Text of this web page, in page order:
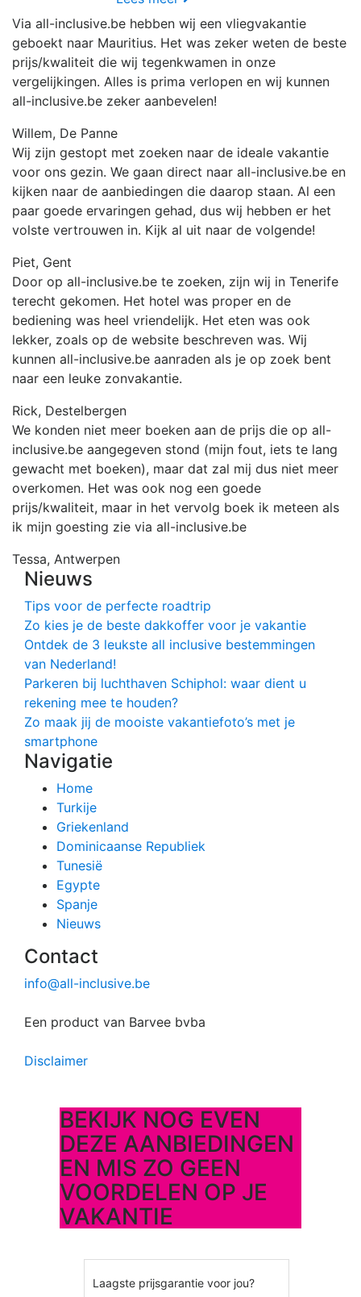
Via all-inclusive.be hebben wij een vliegvakantie
geboekt naar Mauritius. Het was zeker weten de beste
prijs/kwaliteit die wij tegenkwamen in onze
vergelijkingen. Alles is prima verlopen en wij kunnen
all-inclusive.be zeker aanbevelen!
Willem, De Panne
Wij zijn gestopt met zoeken naar de ideale vakantie
voor ons gezin. We gaan direct naar all-inclusive.be en
kijken naar de aanbiedingen die daarop staan. Al een
paar goede ervaringen gehad, dus wij hebben er het
volste vertrouwen in. Kijk al uit naar de volgende!
Piet, Gent
Door op all-inclusive.be te zoeken, zijn wij in Tenerife
terecht gekomen. Het hotel was proper en de
bediening was heel vriendelijk. Het eten was ook
lekker, zoals op de website beschreven was. Wij
kunnen all-inclusive.be aanraden als je op zoek bent
naar een leuke zonvakantie.
Rick, Destelbergen
We konden niet meer boeken aan de prijs die op all-
inclusive.be aangegeven stond (mijn fout, iets te lang
gewacht met boeken), maar dat zal mij dus niet meer
overkomen. Het was ook nog een goede
prijs/kwaliteit, maar in het vervolg boek ik meteen als
ik mijn goesting zie via all-inclusive.be
Tessa, Antwerpen
Nieuws
Tips voor de perfecte roadtrip
Zo kies je de beste dakkoffer voor je vakantie
Ontdek de 3 leukste all inclusive bestemmingen
van Nederland!
Parkeren bij luchthaven Schiphol: waar dient u
rekening mee te houden?
Zo maak jij de mooiste vakantiefoto’s met je
smartphone
Navigatie
Home
Turkije
Griekenland
Dominicaanse Republiek
Tunesië
Egypte
Spanje
Nieuws
Contact
info@all-inclusive.be
Een product van Barvee bvba
Disclaimer
BEKIJK NOG EVEN
DEZE AANBIEDINGEN
EN MIS ZO GEEN
VOORDELEN OP JE
VAKANTIE
Laagste prijsgarantie voor jou?